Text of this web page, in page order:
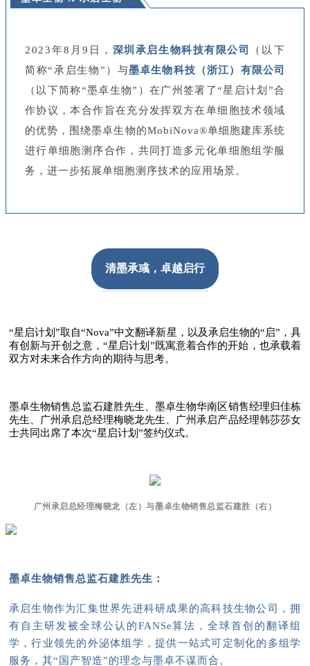
2023年8月9日， 深圳承启生物科技有限公司
（以下
简称“承启生物”） 与墨卓生物科技（浙江）有限公司
（以下简称“墨卓生物”）在广州签署了“星启计划”合
作协议，本合作旨在充分发挥双方在单细胞技术领域
的优势，围绕墨卓生物的MobiNova®单细胞建库系统
进行单细胞测序合作，共同打造多元化单细胞组学服
务，进一步拓展单细胞测序技术的应用场景。
清墨承彧，卓越启行
“星启计划”取自“Nova”中文翻译新星，以及承启生物的“启”，具
有创新与开创之意，“星启计划”既寓意着合作的开始，也承载着
双方对未来合作方向的期待与思考。
墨卓生物销售总监石建胜先生、墨卓生物华南区销售经理归佳栋
先生、广州承启总经理梅晓龙先生、广州承启产品经理韩莎莎女
士共同出席了本次“星启计划”签约仪式。
广州承启总经理梅晓龙（左）与墨卓生物销售总监石建胜（右）
墨卓生物销售总监石建胜先生：
承启生物作为汇集世界先进科研成果的高科技生物公司，拥
有自主研发被全球公认的FANSe算法，全球首创的翻译组
学，行业领先的外泌体组学，提供一站式可定制化的多组学
服务，其“国产智造”的理念与墨卓不谋而合。